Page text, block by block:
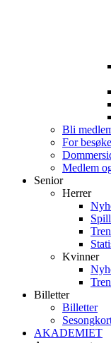
Bli
For
Medlem
Senior
Herrer
Kvinner
Billetter
Billetter
AKADEMIET